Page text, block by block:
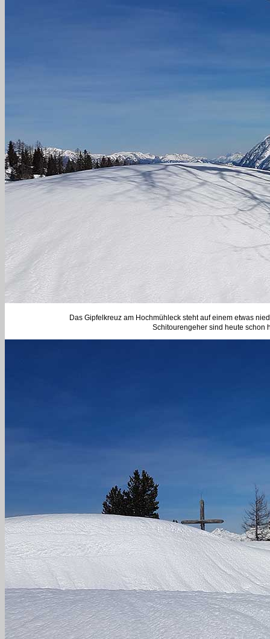
Das Gipfelkreuz am Hochmühleck steht auf einem etwas
Schitourengeher sind heute schon